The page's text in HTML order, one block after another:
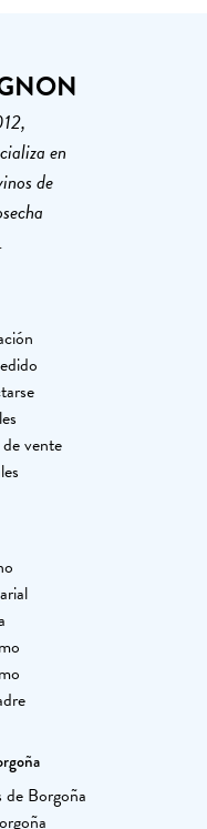
en
de
vente
de Borgoña